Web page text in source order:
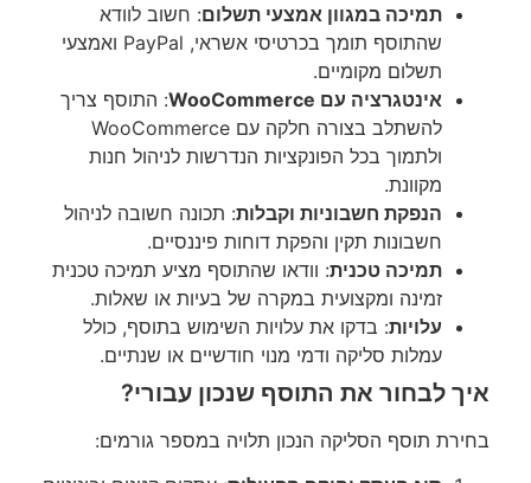
תמיכה במגוון אמצעי תשלום: חשוב לוודא
שהתוסף תומך בכרטיסי אשראי, PayPal ואמצעי
תשלום מקומיים.
אינטגרציה עם WooCommerce
: התוסף צריך
להשתלב בצורה חלקה עם WooCommerce
ולתמוך בכל הפונקציות הנדרשות לניהול חנות
מקוונת.
הנפקת חשבוניות וקבלות: תכונה חשובה לניהול
חשבונות תקין והפקת דוחות פיננסיים.
תמיכה טכנית: וודאו שהתוסף מציע תמיכה טכנית
זמינה ומקצועית במקרה של בעיות או שאלות.
עלויות: בדקו את עלויות השימוש בתוסף, כולל
עמלות סליקה ודמי מנוי חודשיים או שנתיים.
איך לבחור את התוסף שנכון עבורי?
בחירת תוסף הסליקה הנכון תלויה במספר גורמים: